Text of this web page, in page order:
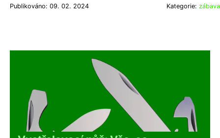
Publikováno: 09. 02. 2024 Kategorie: zábava